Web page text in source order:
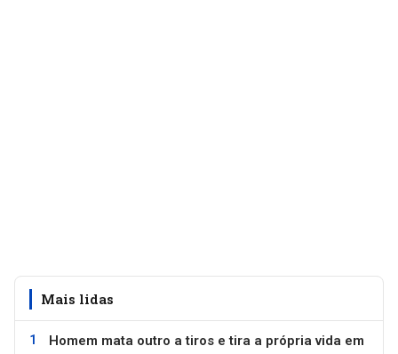
Mais lidas
Homem mata outro a tiros e tira a própria vida em